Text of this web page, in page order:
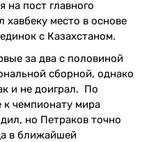
на пост главного
хавбеку место в основе
с Казахстаном.
за два с половиной
сборной, однако
и не доиграл. По
чемпионату мира
но Петраков точно
в ближайшей